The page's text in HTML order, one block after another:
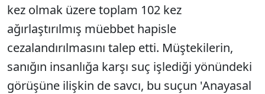
kez olmak üzere toplam 102 kez
ağırlaştırılmış müebbet hapisle
cezalandırılmasını talep etti. Müştekilerin,
sanığın insanlığa karşı suç işlediği yönündeki
görüşüne ilişkin de savcı, bu suçun 'Anayasal